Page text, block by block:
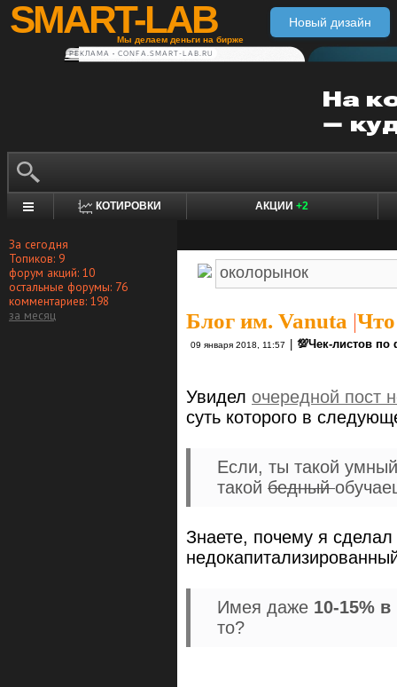
SMART-LAB
Мы делаем деньги на бирже
Новый дизайн
РЕКЛАМА • CONFA.SMART-LAB.RU
КОТИРОВКИ АКЦИИ +2
За сегодня
Топиков: 9
форум акций: 10
остальные форумы: 76
комментариев: 198
за месяц
Блог им. Vanuta |
09 января 2018, 11:57 💯Чек-листов
Увидел очередной пост
суть которого в
Если, ты такой
такой бедный
Знаете, почему я
Имея даже 10-15%
то?